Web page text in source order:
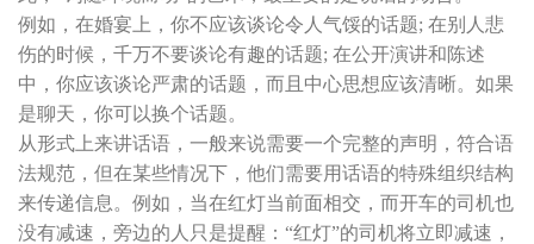
例如，在婚宴上，你不应该谈论令人气馁的话题; 在别人悲
伤的时候，千万不要谈论有趣的话题; 在公开演讲和陈述
中，你应该谈论严肃的话题，而且中心思想应该清晰。如果
是聊天，你可以换个话题。
从形式上来讲话语，一般来说需要一个完整的声明，符合语
法规范，但在某些情况下，他们需要用话语的特殊组织结构
来传递信息。例如，当在红灯当前面相交，而开车的司机也
没有减速，旁边的人只是提醒：“红灯”的司机将立即减速，